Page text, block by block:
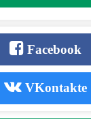
Mojang
первыми,
подробно
Facebook
VKontakte